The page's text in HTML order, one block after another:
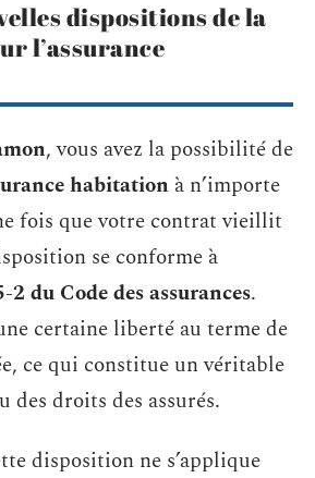
dispositions de la
l’assurance
, vous avez la possibilité de
habitation à n’importe
fois que votre contrat vieillit
se conforme à
du Code des assurances.
certaine liberté au terme de
ce qui constitue un véritable
des droits des assurés.
disposition ne s’applique